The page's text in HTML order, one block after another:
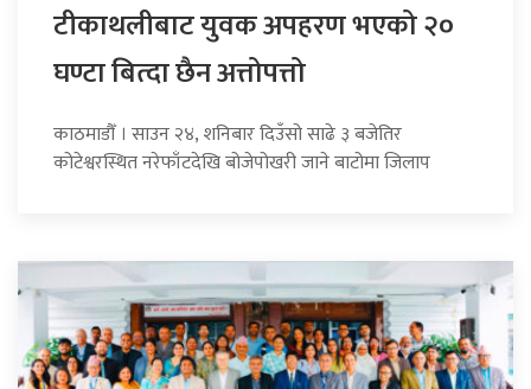
टीकाथलीबाट युवक अपहरण भएको २०
घण्टा बित्दा छैन अत्तोपत्तो
काठमाडौँ । साउन २४, शनिबार दिउँसो साढे ३ बजेतिर
कोटेश्वरस्थित नरेफाँटदेखि बोजेपोखरी जाने बाटोमा जिलाप